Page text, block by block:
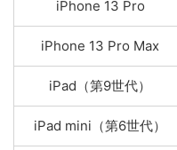
iPhone 13 Pro
iPhone 13 Pro Max
iPad（第9世代）
iPad mini（第6世代）